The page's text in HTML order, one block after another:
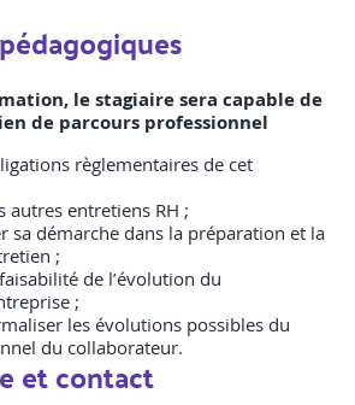
le stagiaire sera capable de
de parcours professionnel
règlementaires de cet
autres entretiens RH ;
sa démarche dans la préparation et la
;
de l’évolution du
;
les évolutions possibles du
du collaborateur.
et contact